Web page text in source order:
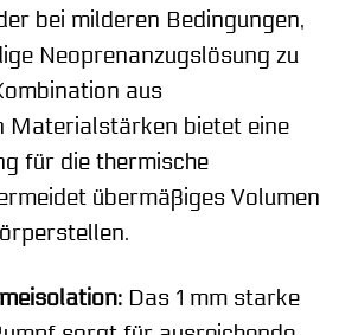
bei milderen Bedingungen,
Neoprenanzugslösung zu
aus
Materialstärken bietet eine
für die thermische
übermäßiges Volumen
Das 1 mm starke